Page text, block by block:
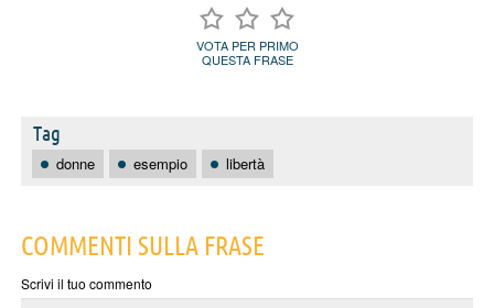
VOTA PER PRIMO
QUESTA FRASE
Tag
donne esempio libertà
COMMENTI SULLA FRASE
Scrivi il tuo commento